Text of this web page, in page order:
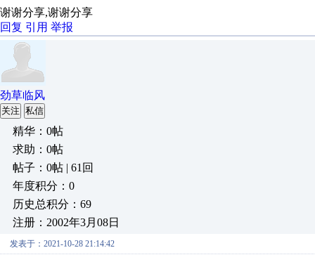
谢谢分享,谢谢分享
回复 引用 举报
劲草临风
关注 私信
精华：0帖
求助：0帖
帖子：0帖 | 61回
年度积分：0
历史总积分：69
注册：2002年3月08日
发表于：2021-10-28 21:14:42